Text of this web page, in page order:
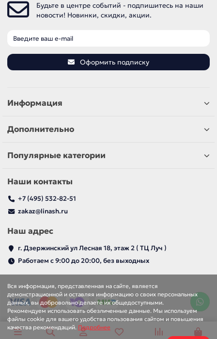
Вся информация, представленная на сайте, является
демонстрационной и оставляя информацию о своих персональных
данных, вы добровольно делаете их общедоступными.
Рекомендуем использовать обезличенные данные. Мы используем
файлы cookie для вашего удобства пользования сайтом и повышения
качества рекомендаций. Подробнее
Будьте в центре событий - подпишитесь на наши
новости! Новинки, скидки, акции.
Оформить подписку
Информация
Дополнительно
Популярные категории
Наши контакты
+7 (495) 532-82-51
zakaz@linash.ru
Наш адрес
г. Дзержинский ул Лесная 18, этаж 2 ( ТЦ Луч )
Работаем с 9:00 до 20:00, без выходных